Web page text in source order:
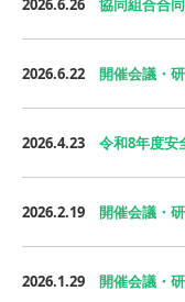
2026.6.26 協同組合合
2026.6.22 開催会議・
2026.4.23 令和8年度安
2026.2.19 開催会議・
2026.1.29 開催会議・